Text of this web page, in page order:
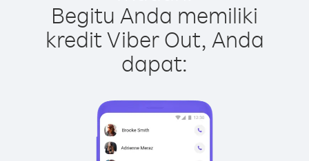
Begitu Anda memiliki
kredit Viber Out, Anda
dapat: